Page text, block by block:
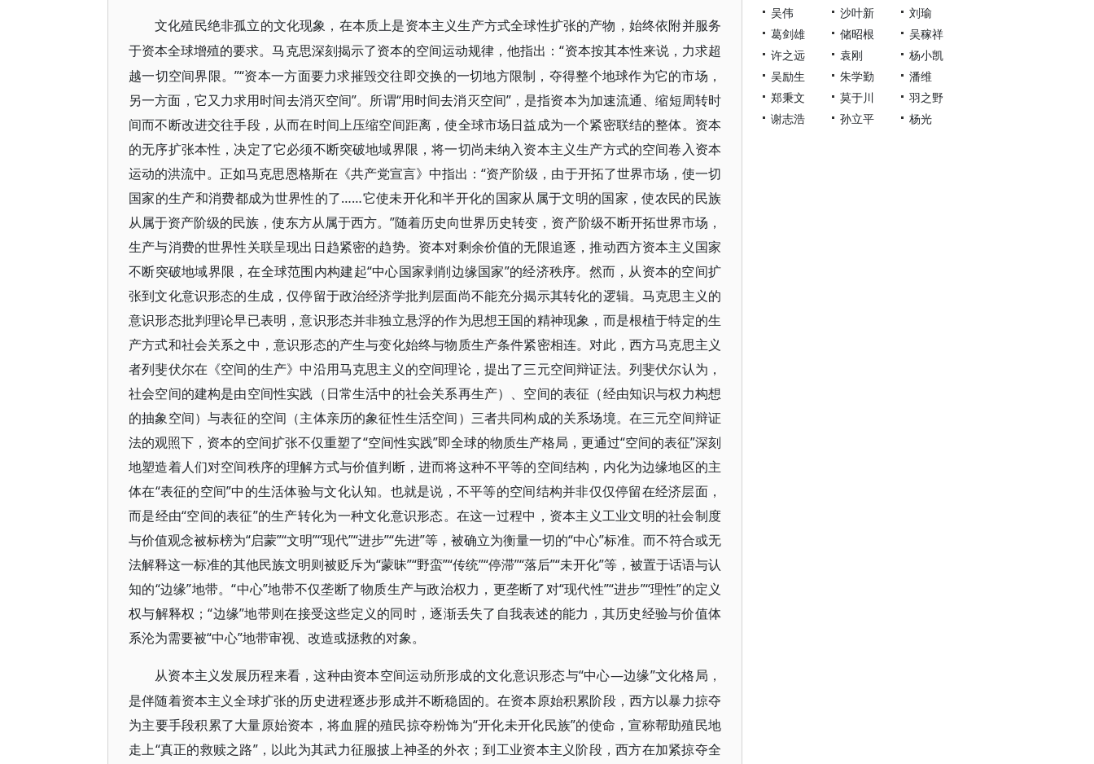
文化殖民绝非孤立的文化现象，在本质上是资本主义生产方式全球性扩张的产物，始终依附并服务
于资本全球增殖的要求。马克思深刻揭示了资本的空间运动规律，他指出：“资本按其本性来说，力求超
越一切空间界限。”“资本一方面要力求摧毁交往即交换的一切地方限制，夺得整个地球作为它的市场，
另一方面，它又力求用时间去消灭空间”。所谓“用时间去消灭空间”，是指资本为加速流通、缩短周转时
间而不断改进交往手段，从而在时间上压缩空间距离，使全球市场日益成为一个紧密联结的整体。资本
的无序扩张本性，决定了它必须不断突破地域界限，将一切尚未纳入资本主义生产方式的空间卷入资本
运动的洪流中。正如马克思恩格斯在《共产党宣言》中指出：“资产阶级，由于开拓了世界市场，使一切
国家的生产和消费都成为世界性的了……它使未开化和半开化的国家从属于文明的国家，使农民的民族
从属于资产阶级的民族，使东方从属于西方。”随着历史向世界历史转变，资产阶级不断开拓世界市场，
生产与消费的世界性关联呈现出日趋紧密的趋势。资本对剩余价值的无限追逐，推动西方资本主义国家
不断突破地域界限，在全球范围内构建起“中心国家剥削边缘国家”的经济秩序。然而，从资本的空间扩
张到文化意识形态的生成，仅停留于政治经济学批判层面尚不能充分揭示其转化的逻辑。马克思主义的
意识形态批判理论早已表明，意识形态并非独立悬浮的作为思想王国的精神现象，而是根植于特定的生
产方式和社会关系之中，意识形态的产生与变化始终与物质生产条件紧密相连。对此，西方马克思主义
者列斐伏尔在《空间的生产》中沿用马克思主义的空间理论，提出了三元空间辩证法。列斐伏尔认为，
社会空间的建构是由空间性实践（日常生活中的社会关系再生产）、空间的表征（经由知识与权力构想
的抽象空间）与表征的空间（主体亲历的象征性生活空间）三者共同构成的关系场境。在三元空间辩证
法的观照下，资本的空间扩张不仅重塑了“空间性实践”即全球的物质生产格局，更通过“空间的表征”深刻
地塑造着人们对空间秩序的理解方式与价值判断，进而将这种不平等的空间结构，内化为边缘地区的主
体在“表征的空间”中的生活体验与文化认知。也就是说，不平等的空间结构并非仅仅停留在经济层面，
而是经由“空间的表征”的生产转化为一种文化意识形态。在这一过程中，资本主义工业文明的社会制度
与价值观念被标榜为“启蒙”“文明”“现代”“进步”“先进”等，被确立为衡量一切的“中心”标准。而不符合或无
法解释这一标准的其他民族文明则被贬斥为“蒙昧”“野蛮”“传统”“停滞”“落后”“未开化”等，被置于话语与认
知的“边缘”地带。“中心”地带不仅垄断了物质生产与政治权力，更垄断了对“现代性”“进步”“理性”的定义
权与解释权；“边缘”地带则在接受这些定义的同时，逐渐丢失了自我表述的能力，其历史经验与价值体
系沦为需要被“中心”地带审视、改造或拯救的对象。
从资本主义发展历程来看，这种由资本空间运动所形成的文化意识形态与“中心—边缘”文化格局，
是伴随着资本主义全球扩张的历史进程逐步形成并不断稳固的。在资本原始积累阶段，西方以暴力掠夺
为主要手段积累了大量原始资本，将血腥的殖民掠夺粉饰为“开化未开化民族”的使命，宣称帮助殖民地
走上“真正的救赎之路”，以此为其武力征服披上神圣的外衣；到工业资本主义阶段，西方在加紧掠夺全
吴伟
沙叶新
刘瑜
葛剑雄
储昭根
吴稼祥
许之远
袁刚
杨小凯
吴励生
朱学勤
潘维
郑秉文
莫于川
羽之野
谢志浩
孙立平 杨光